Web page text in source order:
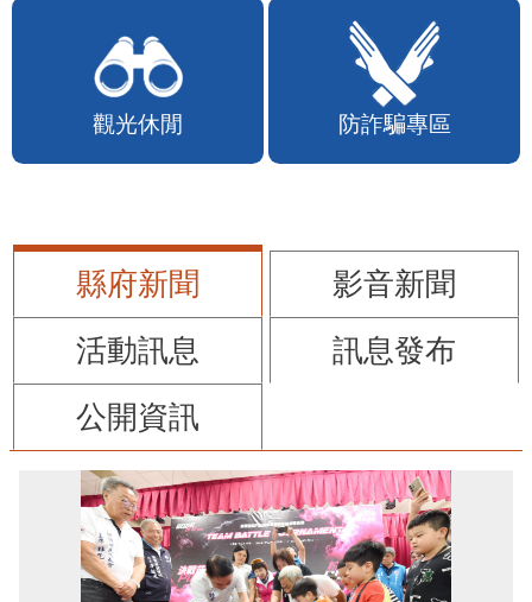
觀光休閒 防詐騙專區
縣府新聞
影音新聞
活動訊息
訊息發布
公開資訊